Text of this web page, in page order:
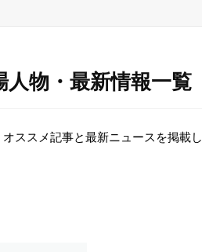
物・最新情報一覧
ススメ記事と最新ニュースを掲載し